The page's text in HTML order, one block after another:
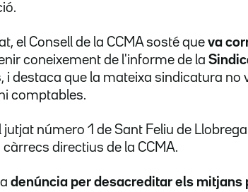
el Consell de la CCMA sosté que va
coneixement de l'informe de la
i destaca que la mateixa sindicatura no
comptables.
número 1 de Sant Feliu de
càrrecs directius de la CCMA.
denúncia per desacreditar els mitjans